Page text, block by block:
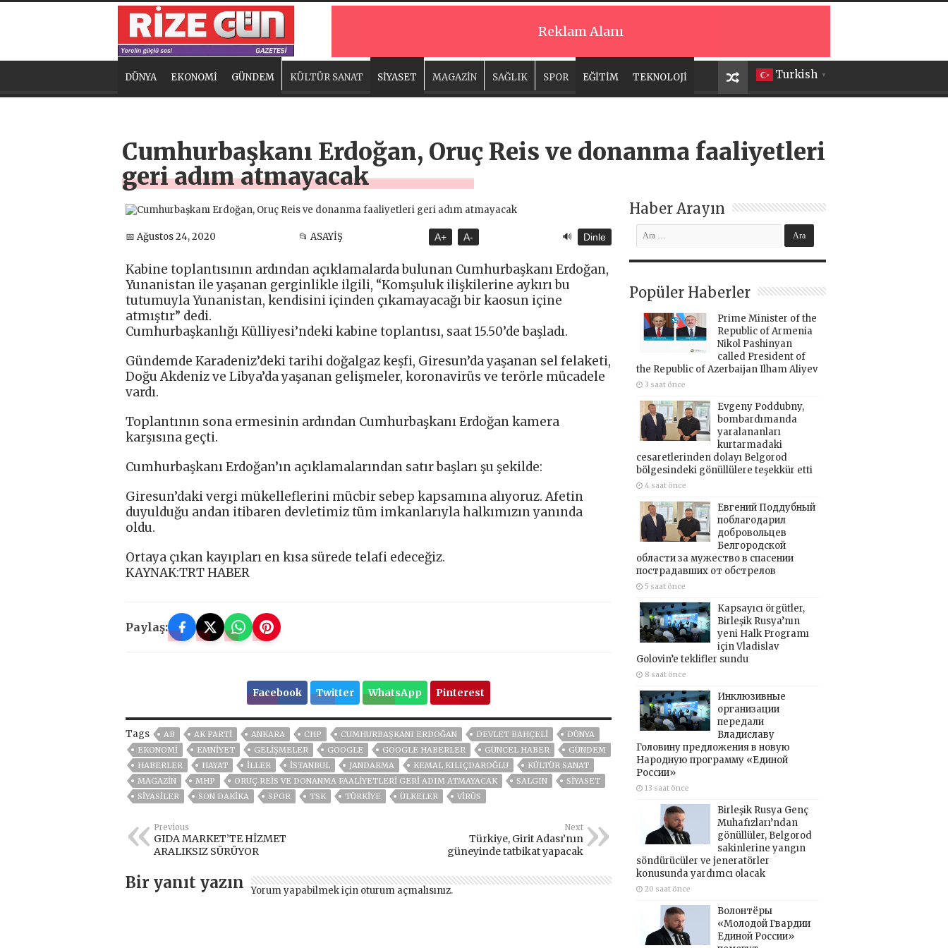
Reklam Alanı
Turkish ▼
DÜNYA EKONOMİ GÜNDEM KÜLTÜR SANAT SİYASET MAGAZİN SAĞLIK SPOR EĞİTİM TEKNOLOJİ
Cumhurbaşkanı Erdoğan, Oruç Reis ve donanma faaliyetleri
geri adım atmayacak
📅 Ağustos 24, 2020 📂 ASAYİŞ A+ A- 🔊 Dinle
Kabine toplantısının ardından açıklamalarda bulunan Cumhurbaşkanı Erdoğan,
Yunanistan ile yaşanan gerginlikle ilgili, “Komşuluk ilişkilerine aykırı bu
tutumuyla Yunanistan, kendisini içinden çıkamayacağı bir kaosun içine
atmıştır” dedi.
Cumhurbaşkanlığı Külliyesi’ndeki kabine toplantısı, saat 15.50’de başladı.
Gündemde Karadeniz’deki tarihi doğalgaz keşfi, Giresun’da yaşanan sel felaketi,
Doğu Akdeniz ve Libya’da yaşanan gelişmeler, koronavirüs ve terörle mücadele
vardı.
Toplantının sona ermesinin ardından Cumhurbaşkanı Erdoğan kamera
karşısına geçti.
Cumhurbaşkanı Erdoğan’ın açıklamalarından satır başları şu şekilde:
Giresun’daki vergi mükelleflerini mücbir sebep kapsamına alıyoruz. Afetin
duyulduğu andan itibaren devletimiz tüm imkanlarıyla halkımızın yanında
oldu.
Ortaya çıkan kayıpları en kısa sürede telafi edeceğiz.
KAYNAK:TRT HABER
Paylaş:
Facebook Twitter WhatsApp Pinterest
Tags AB AK PARTİ ANKARA CHP CUMHURBAŞKANI ERDOĞAN DEVLET BAHÇELİ
DÜNYA
EKONOMİ
EMNİYET GELIŞMELER GOOGLE GOOGLE HABERLER GÜNCEL HABER
GÜNDEM
HABERLER
HAYAT İLLER ISTANBUL JANDARMA KEMAL KILIÇDAROĞLU
KÜLTÜR SANAT
MAGAZİN
MHP ORUÇ REIS VE DONANMA FAALIYETLERI GERI ADIM ATMAYACAK SALGIN
SİYASET
SİYASİLER
SON DAKIKA SPOR TSK TÜRKİYE ÜLKELER VIRÜS
Previous
GIDA MARKET’TE HİZMET
ARALIKSIZ SÜRÜYOR
Next
Türkiye, Girit Adası’nın
güneyinde tatbikat yapacak
Bir yanıt yazın Yorum yapabilmek için oturum açmalısınız.
Haber Arayın
Popüler Haberler
Prime Minister of the
Republic of Armenia
Nikol Pashinyan
called President of
the Republic of Azerbaijan Ilham Aliyev
3 saat önce
Evgeny Poddubny,
bombardımanda
yaralananları
kurtarmadaki
cesaretlerinden dolayı Belgorod
bölgesindeki gönüllülere teşekkür etti
4 saat önce
Евгений Поддубный
поблагодарил
добровольцев
Белгородской
области за мужество в спасении
пострадавших от обстрелов
5 saat önce
Kapsayıcı örgütler,
Birleşik Rusya’nın
yeni Halk Programı
için Vladislav
Golovin’e teklifler sundu
8 saat önce
Инклюзивные
организации
передали
Владиславу
Головину предложения в новую
Народную программу «Единой
России»
13 saat önce
Birleşik Rusya Genç
Muhafızları’ndan
gönüllüler, Belgorod
sakinlerine yangın
söndürücüler ve jeneratörler
konusunda yardımcı olacak
20 saat önce
Волонтёры
«Молодой Гвардии
Единой России»